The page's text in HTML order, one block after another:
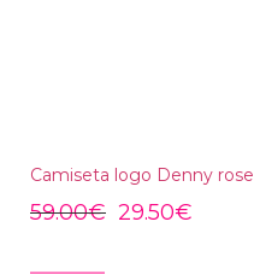
Camiseta logo Denny rose
59.00€ 29.50€